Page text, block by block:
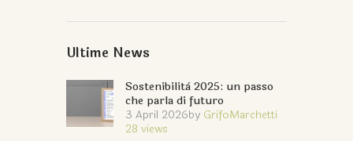
Ultime News
Sostenibilità 2025: un passo
che parla di futuro
3 April 2026by GrifoMarchetti
28 views